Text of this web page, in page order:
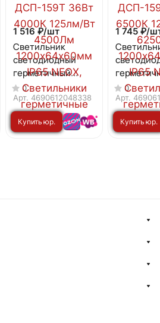
1 516 ₽/шт
Светильник
светодиодный
герметичный
транзитный
ДСП-159Т 36Вт
4000К 125лм/Вт
4500Лм
1200х64х60мм
0
Арт. 4690612048338
Купить юр.
1 745 ₽/
ДСП-159Т
6500К
6250Лм
0
Арт.
Купить юр.